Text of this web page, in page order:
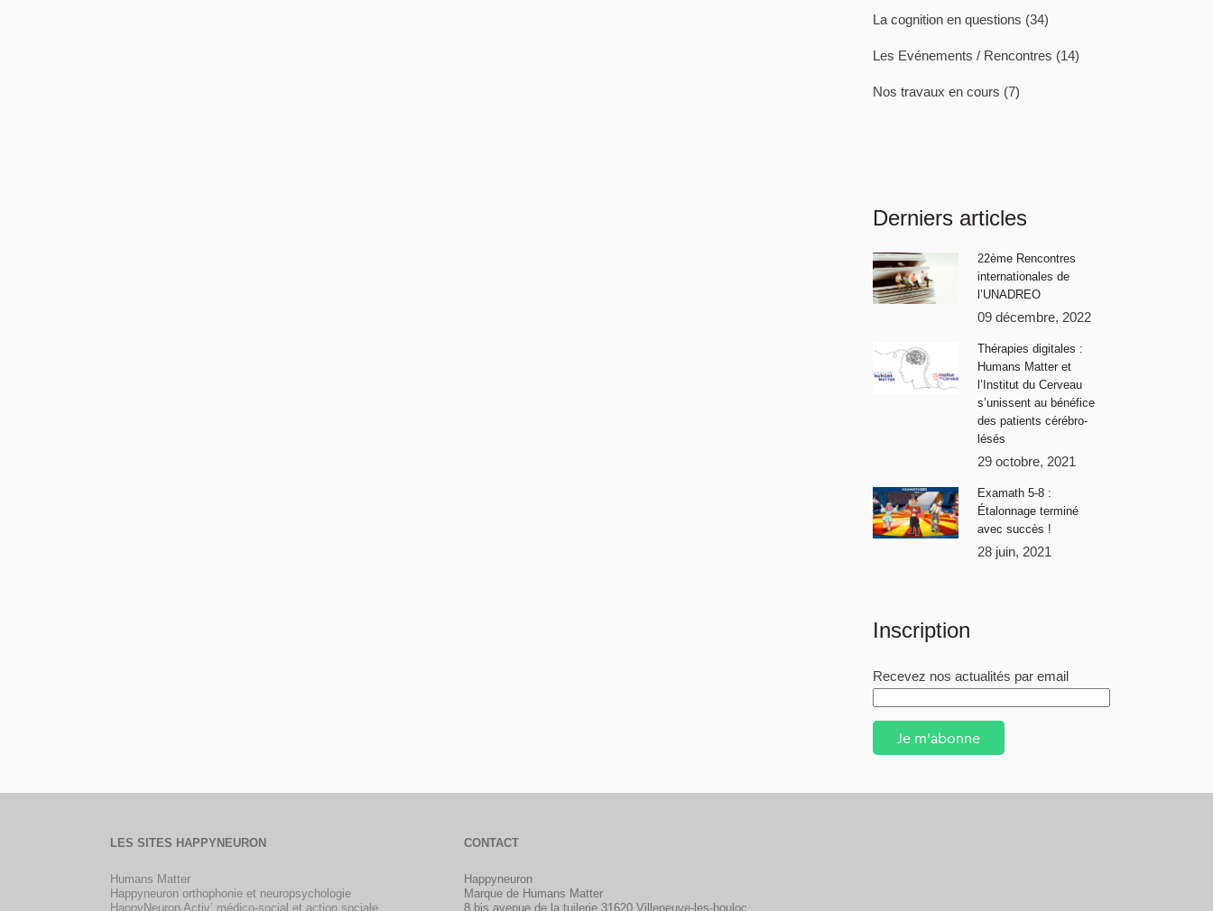
La cognition en questions (34)
Les Evénements / Rencontres (14)
Nos travaux en cours (7)
Derniers articles
22ème Rencontres
internationales de
l’UNADREO
09 décembre, 2022
Thérapies digitales :
Humans Matter et
l’Institut du Cerveau
s’unissent au bénéfice
des patients cérébro-
lésés
29 octobre, 2021
Examath 5-8 :
Étalonnage terminé
avec succès !
28 juin, 2021
Inscription
Recevez nos actualités par email
Je m'abonne
LES SITES HAPPYNEURON
Humans Matter
Happyneuron orthophonie et neuropsychologie
HappyNeuron Activ’ médico-social et action sociale
CONTACT
Happyneuron
Marque de Humans Matter
8 bis avenue de la tuilerie 31620 Villeneuve-les-bouloc